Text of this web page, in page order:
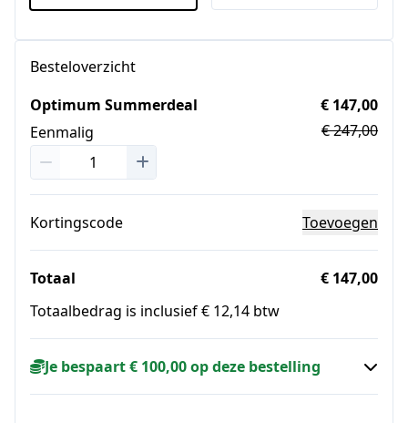
Besteloverzicht
Optimum Summerdeal
Eenmalig
€ 147,00
€ 247,00
Kortingscode Toevoegen
Totaal
€ 147,00
Totaalbedrag is inclusief € 12,14 btw
Je bespaart € 100,00 op deze bestelling